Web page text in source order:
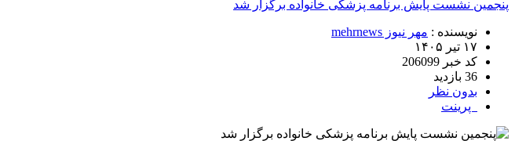
پنجمین نشست پایش برنامه پزشکی خانواده برگزار شد
نویسنده : مهر نیوز mehrnews
۱۷ تیر ۱۴۰۵
کد خبر 206099
36 بازدید
بدون نظر
پرینت